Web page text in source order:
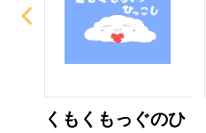
くもくもっぐのひ